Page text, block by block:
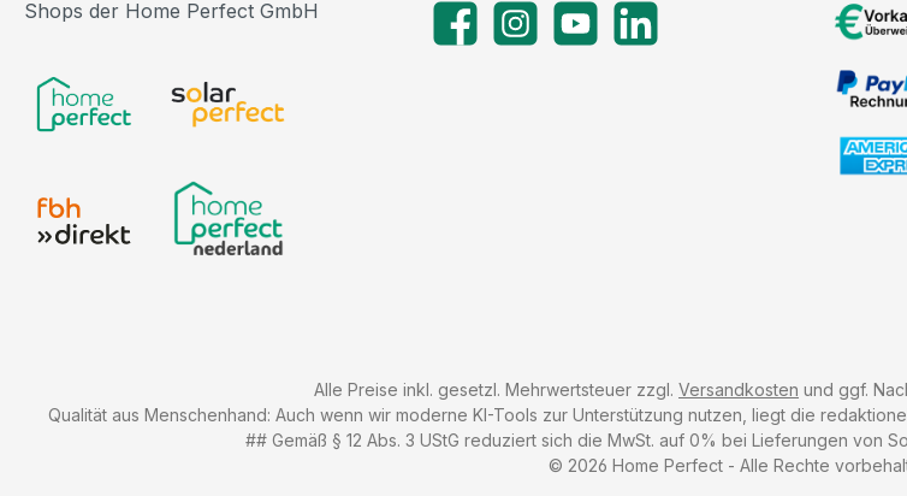
FacebookInstagramYouTubeLinkedIn
Shops der Home Perfect GmbH
Alle Preise inkl. gesetzl. Mehrwertsteuer zzgl. Versandkosten und ggf.
Qualität aus Menschenhand: Auch wenn wir moderne KI-Tools zur Unterstützung nutzen, liegt die
## Gemäß § 12 Abs. 3 UStG reduziert sich die MwSt. auf 0% bei Lieferungen von
© 2026 Home Perfect - Alle Rechte